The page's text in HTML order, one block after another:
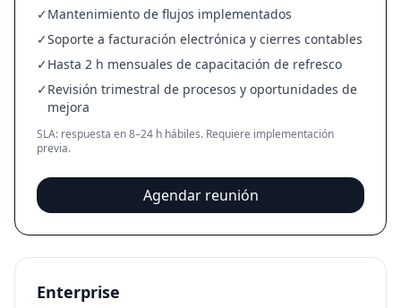
✓Mantenimiento de flujos implementados
✓Soporte a facturación electrónica y cierres contables
✓Hasta 2 h mensuales de capacitación de refresco
✓Revisión trimestral de procesos y oportunidades de
mejora
SLA: respuesta en 8–24 h hábiles. Requiere implementación
previa.
Agendar reunión
Enterprise